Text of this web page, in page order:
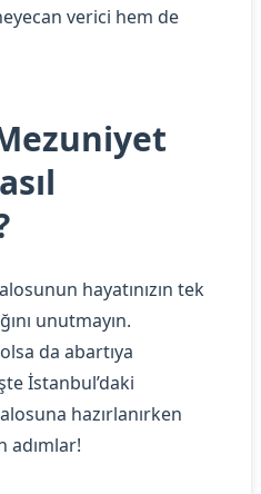
verici hem de
hayatınızın tek
unutmayın.
da abartıya
İstanbul’daki
hazırlanırken
adımlar!